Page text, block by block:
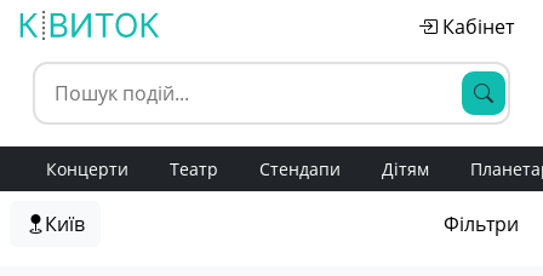
Кабінет
Концерти Театр Стендапи Дітям
Київ Фільтри